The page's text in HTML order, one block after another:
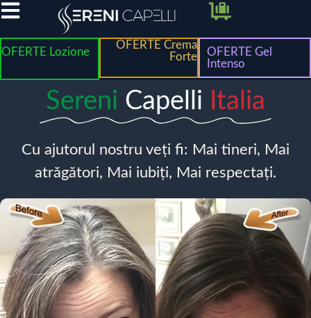
OFERTE Lozione
OFERTE Crema
Forte
OFERTE Gel
Intenso
Sereni Capelli Italia
Cu ajutorul nostru veți fi: Mai tineri, Mai
atrăgători, Mai iubiți, Mai respectați.